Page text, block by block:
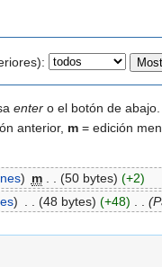
enter o el botón de abajo.
anterior, m = edición
) m (50 bytes) (+2)
) (48 bytes) (+48)